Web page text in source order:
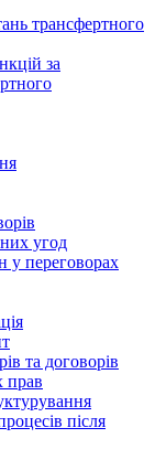
трансфертного
за
угод
у переговорах
та договорів
прав
після